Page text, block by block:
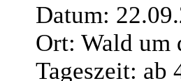
Datum:
Ort: Wald um
Tageszeit: ab